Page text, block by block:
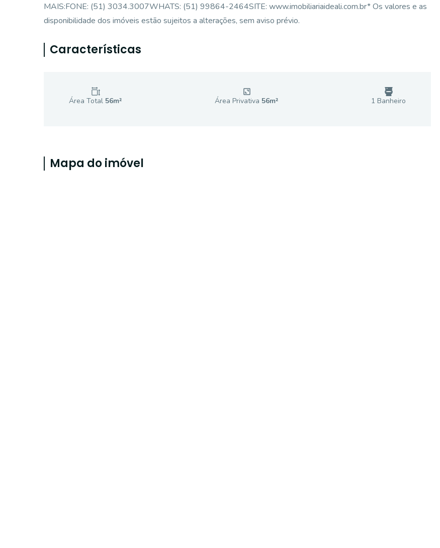
MAIS:FONE: (51) 3034.3007WHATS: (51) 99864-2464SITE: www.imobiliariaideali.com.br* Os valores e as
disponibilidade dos imóveis estão sujeitos a alterações, sem aviso prévio.
Características
Área Total 56m² Área Privativa 56m² 1 Banheiro
Mapa do imóvel